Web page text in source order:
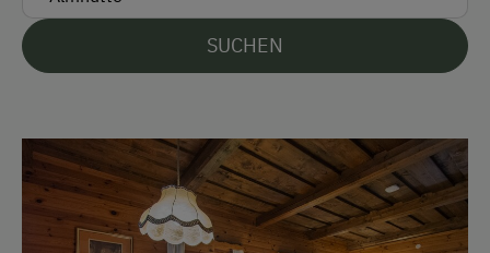
Überweisung / SEPA
Vor Ort gesprochene Sprachen
Englisch
Parken
SUCHEN